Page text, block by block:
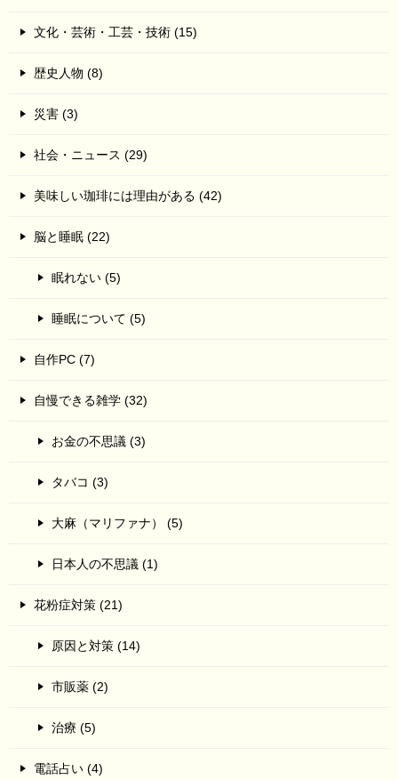
文化・芸術・工芸・技術 (15)
歴史人物 (8)
災害 (3)
社会・ニュース (29)
美味しい珈琲には理由がある (42)
脳と睡眠 (22)
眠れない (5)
睡眠について (5)
自作PC (7)
自慢できる雑学 (32)
お金の不思議 (3)
タバコ (3)
大麻（マリファナ） (5)
日本人の不思議 (1)
花粉症対策 (21)
原因と対策 (14)
市販薬 (2)
治療 (5)
電話占い (4)